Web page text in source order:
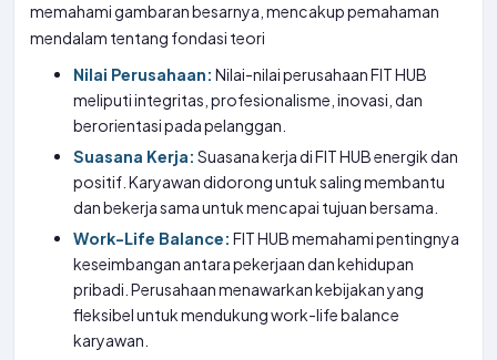
memahami gambaran besarnya, mencakup pemahaman
mendalam tentang fondasi teori
Nilai Perusahaan: Nilai-nilai perusahaan FIT HUB
meliputi integritas, profesionalisme, inovasi, dan
berorientasi pada pelanggan.
Suasana Kerja: Suasana kerja di FIT HUB energik dan
positif. Karyawan didorong untuk saling membantu
dan bekerja sama untuk mencapai tujuan bersama.
Work-Life Balance: FIT HUB memahami pentingnya
keseimbangan antara pekerjaan dan kehidupan
pribadi. Perusahaan menawarkan kebijakan yang
fleksibel untuk mendukung work-life balance
karyawan.